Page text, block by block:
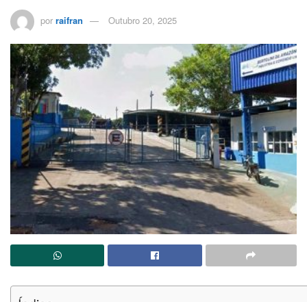
por raifran Outubro 20, 2025